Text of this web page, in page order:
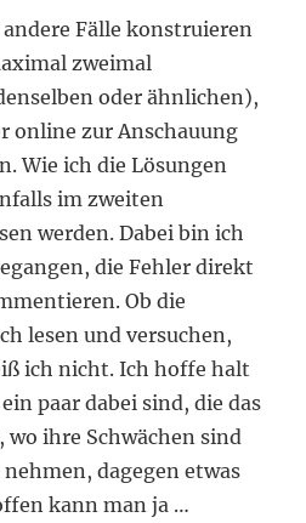
andere Fälle konstruieren
zweimal
oder ähnlichen),
online zur Anschauung
Wie ich die Lösungen
im zweiten
werden. Dabei bin ich
die Fehler direkt
Ob die
lesen und versuchen,
ich nicht. Ich hoffe halt
paar dabei sind, die das
ihre Schwächen sind
dagegen etwas
kann man ja …